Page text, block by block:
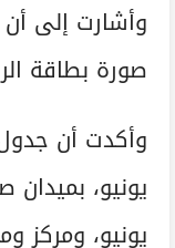
وأشارت إلى
صورة بطاقة
وأكدت أن